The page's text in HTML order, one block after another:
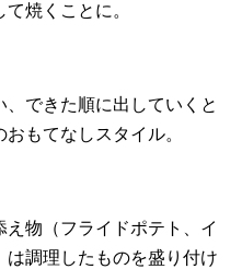
焼くことに。
できた順に出していくと
もてなしスタイル。
物（フライドポテト、イ
は調理したものを盛り付け